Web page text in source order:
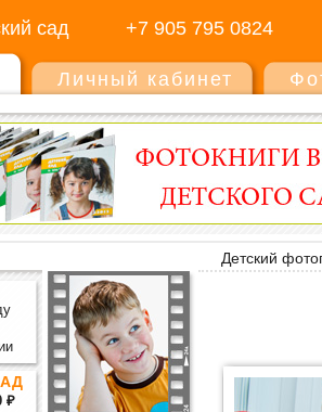
сад +7 905 795 0824
Личный кабинет
Детский
₽